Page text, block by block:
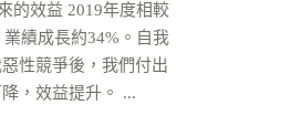
的效益 2019年度相較
績成長約34%。自我
性競爭後，我們付出
，效益提升。 ...